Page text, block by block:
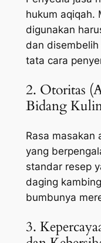
hukum aqiqah.
digunakan
dan disembelih
tata cara
2. Otoritas
Bidang
Rasa masakan
yang
standar resep
daging
bumbunya
3.